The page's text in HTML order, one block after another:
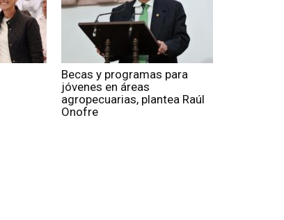
Becas y programas para
jóvenes en áreas
agropecuarias, plantea Raúl
Onofre